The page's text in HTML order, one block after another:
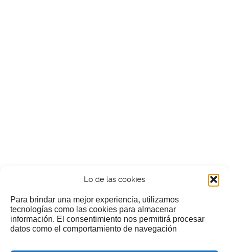
Lo de las cookies
Para brindar una mejor experiencia, utilizamos
tecnologías como las cookies para almacenar
información. El consentimiento nos permitirá procesar
datos como el comportamiento de navegación
¿Nos invitas a un cafecillo?